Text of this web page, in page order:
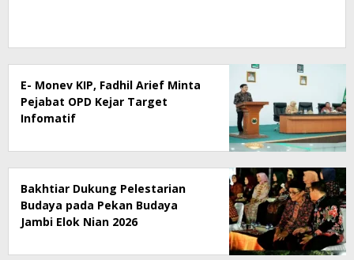
E- Monev KIP, Fadhil Arief Minta
Pejabat OPD Kejar Target
Infomatif
Bakhtiar Dukung Pelestarian
Budaya pada Pekan Budaya
Jambi Elok Nian 2026